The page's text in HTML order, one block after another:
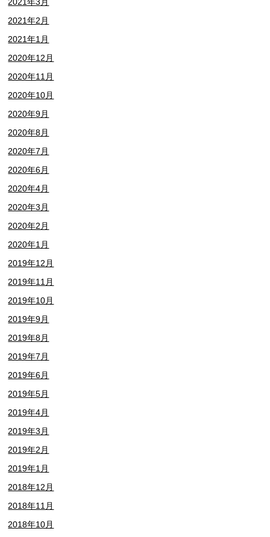
2021年2月
2021年1月
2020年12月
2020年11月
2020年10月
2020年9月
2020年8月
2020年7月
2020年6月
2020年4月
2020年3月
2020年2月
2020年1月
2019年12月
2019年11月
2019年10月
2019年9月
2019年8月
2019年7月
2019年6月
2019年5月
2019年4月
2019年3月
2019年2月
2019年1月
2018年12月
2018年11月
2018年10月